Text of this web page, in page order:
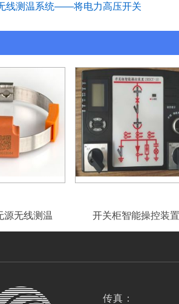
线测温系统——将电力高压开关
眼底
源无线测温 开关柜智能操控装置
传真：